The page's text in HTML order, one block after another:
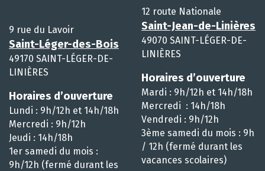
9 rue du Lavoir
Saint-Léger-des-Bois
49170 SAINT-LÉGER-DE-
LINIÈRES
Horaires d’ouverture
Lundi : 9h/12h et 14h/18h
Mercredi : 9h/12h
Jeudi : 14h/18h
1er samedi du mois :
9h/12h (fermé durant les
12 route Nationale
Saint-Jean-de-Linières
49070 SAINT-LÉGER-DE-
LINIÈRES
Horaires d’ouverture
Mardi : 9h/12h et 14h/18h
Mercredi : 14h/18h
Vendredi : 9h/12h
3ème samedi du mois : 9h
/ 12h (fermé durant les
vacances scolaires)